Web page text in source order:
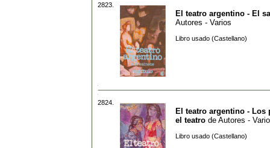
2823.
El teatro argentino - El
Autores - Varios
Libro usado (Castellano)
2824.
El teatro argentino - Los
el teatro de Autores -
Libro usado (Castellano)